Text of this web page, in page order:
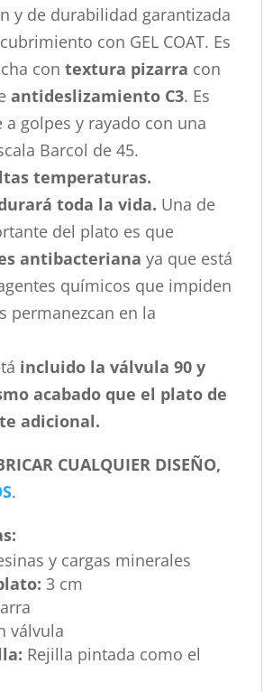
y de durabilidad garantizada
con GEL COAT. Es
con textura pizarra con
antideslizamiento C3. Es
golpes y rayado con una
Barcol de 45.
temperaturas.
toda la vida. Una de
del plato es que
antibacterianaya que está
químicos que impiden
permanezcan en la
incluido la válvula 90 y
acabado que el plato de
adicional.
CUALQUIER DISEÑO,
.
:
y cargas minerales
3 cm
válvula
Rejilla pintada como el